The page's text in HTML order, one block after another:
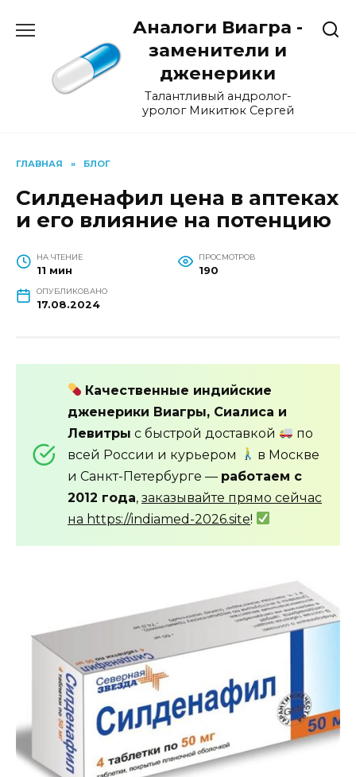
Аналоги Виагра -
заменители и
дженерики
Талантливый андролог-
уролог Микитюк Сергей
ГЛАВНАЯ » БЛОГ
Силденафил цена в аптеках
и его влияние на потенцию
НА ЧТЕНИЕ
11 мин
ПРОСМОТРОВ
190
ОПУБЛИКОВАНО
17.08.2024
Качественные индийские
дженерики Виагры, Сиалиса и
Левитры с быстрой доставкой
по
всей России и курьером
в Москве
и Санкт-Петербурге — работаем с
2012 года, заказывайте прямо сейчас
на https://indiamed-2026.site!